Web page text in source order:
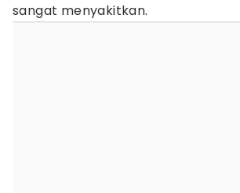
sangat menyakitkan.